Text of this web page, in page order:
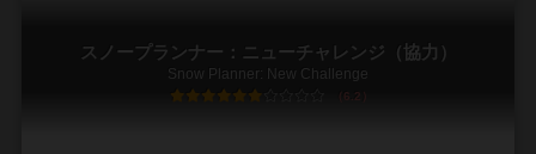
スノープランナー：ニューチャレンジ（協力）
Snow Planner: New Challenge
6.2